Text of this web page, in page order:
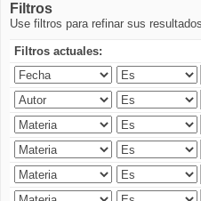
Filtros
Use filtros para refinar sus
Filtros actuales: